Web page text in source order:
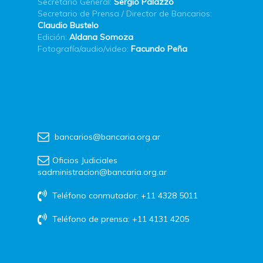
Secretario de Prensa / Director de Bancarios:
Claudio Bustelo
Edición: Aldana Somoza
Fotografía/audio/video: Facundo Peña
bancarios@bancaria.org.ar
Oficios Judiciales
sadministracion@bancaria.org.ar
Teléfono conmutador: +11 4328 5011
Teléfono de prensa: +11 4131 4205